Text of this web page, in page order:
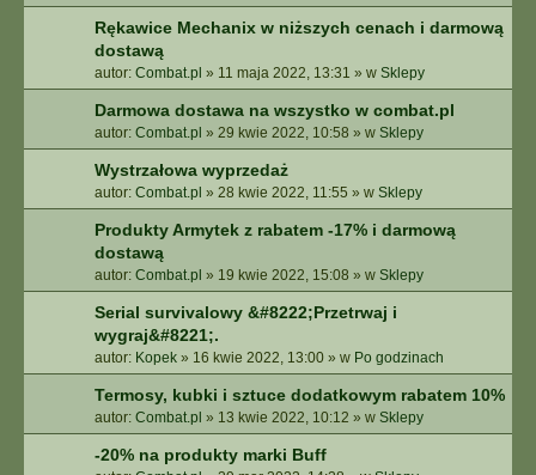
Rękawice Mechanix w niższych cenach i darmową
dostawą
autor: Combat.pl » 11 maja 2022, 13:31 » w Sklepy
Darmowa dostawa na wszystko w combat.pl
autor: Combat.pl » 29 kwie 2022, 10:58 » w Sklepy
Wystrzałowa wyprzedaż
autor: Combat.pl » 28 kwie 2022, 11:55 » w Sklepy
Produkty Armytek z rabatem -17% i darmową
dostawą
autor: Combat.pl » 19 kwie 2022, 15:08 » w Sklepy
Serial survivalowy &#8222;Przetrwaj i
wygraj&#8221;.
autor: Kopek » 16 kwie 2022, 13:00 » w Po godzinach
Termosy, kubki i sztuce dodatkowym rabatem 10%
autor: Combat.pl » 13 kwie 2022, 10:12 » w Sklepy
-20% na produkty marki Buff